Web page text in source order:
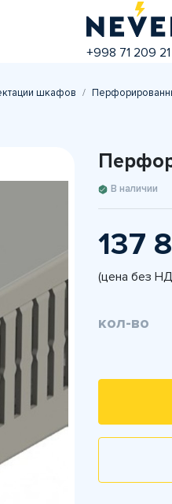
+998 71 209 21
шкафов
В наличии
137
(цена без
кол-во